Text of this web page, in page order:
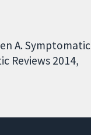
A. Symptomatic
Reviews 2014,